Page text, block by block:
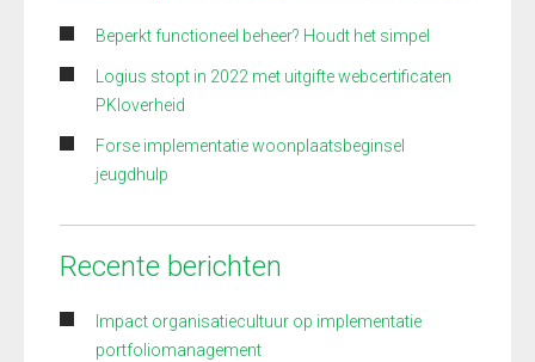
Beperkt functioneel beheer? Houdt het simpel
Logius stopt in 2022 met uitgifte webcertificaten
PKIoverheid
Forse implementatie woonplaatsbeginsel
jeugdhulp
Recente berichten
Impact organisatiecultuur op implementatie
portfoliomanagement